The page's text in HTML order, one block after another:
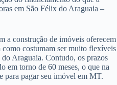
em São Félix do Araguaia –
a construção de imóveis oferecem
costumam ser muito flexíveis
Araguaia. Contudo, os prazos
em torno de 60 meses, o que na
para pagar seu imóvel em MT.